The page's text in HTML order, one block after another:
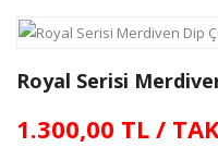
Royal Serisi
1.300,00 TL /